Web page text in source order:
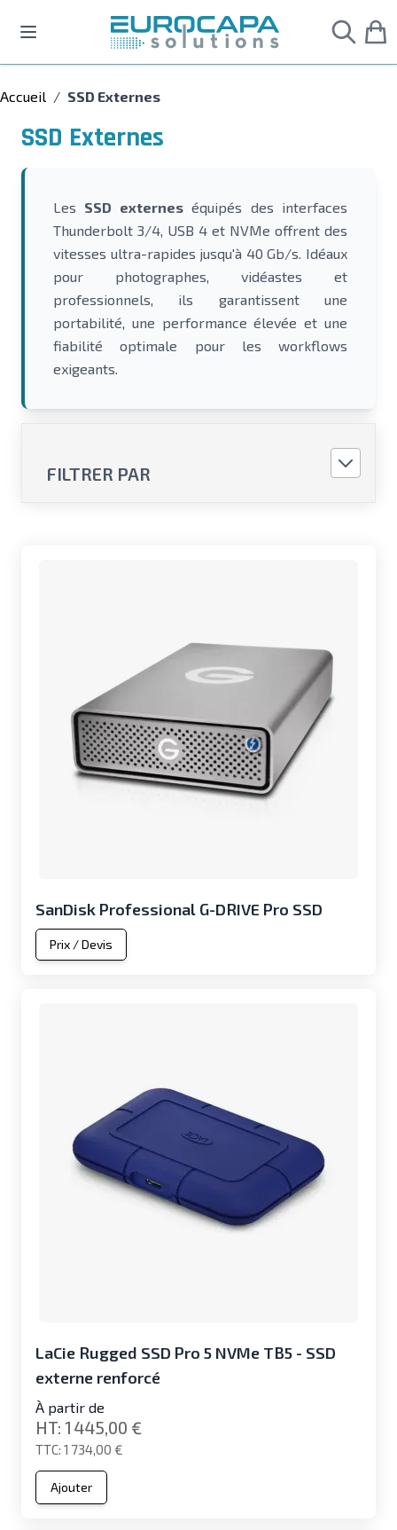
Accueil / SSD Externes
SSD Externes
Les SSD externeséquipés des interfaces
Thunderbolt 3/4, USB 4 et NVMe offrent des
vitesses ultra-rapides jusqu'à 40 Gb/s. Idéaux
pour photographes, vidéastes et
professionnels, ils garantissent une
portabilité, une performance élevée et une
fiabilité optimale pour les workflows
exigeants.
FILTRER PAR
SanDisk Professional G-DRIVE Pro SSD
Prix / Devis
LaCie Rugged SSD Pro 5 NVMe TB5 - SSD
externe renforcé
À partir de
1 734,00 €
1 445,00 €
Ajouter